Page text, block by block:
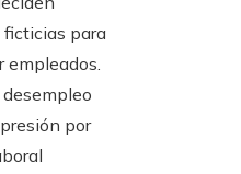
para
empleados.
por